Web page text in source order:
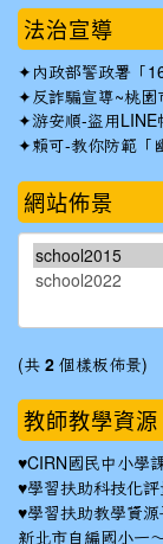
法治宣導
✦ 內政部警政署「
✦反詐騙宣導~桃
✦游安順-盜用LINE
✦賴可-教你防範「
網站佈景
(共 2 個樣板佈景)
教師教學資源
♥CIRN國民中小學
♥學習扶助科技化評
♥學習扶助教學資源
新北市自編國小一